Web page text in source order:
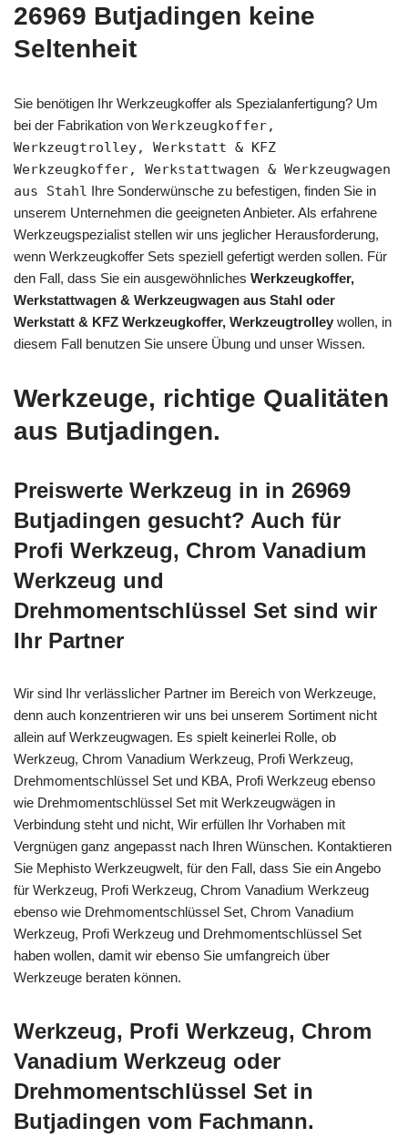
26969 Butjadingen keine
Seltenheit
Sie benötigen Ihr Werkzeugkoffer als Spezialanfertigung? Um
bei der Fabrikation von Werkzeugkoffer,
Werkzeugtrolley, Werkstatt & KFZ
Werkzeugkoffer, Werkstattwagen & Werkzeugwagen
aus Stahl Ihre Sonderwünsche zu befestigen, finden Sie in
unserem Unternehmen die geeigneten Anbieter. Als erfahrene
Werkzeugspezialist stellen wir uns jeglicher Herausforderung,
wenn Werkzeugkoffer Sets speziell gefertigt werden sollen. Für
den Fall, dass Sie ein ausgewöhnliches Werkzeugkoffer,
Werkstattwagen & Werkzeugwagen aus Stahl oder
Werkstatt & KFZ Werkzeugkoffer, Werkzeugtrolley wollen, in
diesem Fall benutzen Sie unsere Übung und unser Wissen.
Werkzeuge, richtige Qualitäten
aus Butjadingen.
Preiswerte Werkzeug in in 26969
Butjadingen gesucht? Auch für
Profi Werkzeug, Chrom Vanadium
Werkzeug und
Drehmomentschlüssel Set sind wir
Ihr Partner
Wir sind Ihr verlässlicher Partner im Bereich von Werkzeuge,
denn auch konzentrieren wir uns bei unserem Sortiment nicht
allein auf Werkzeugwagen. Es spielt keinerlei Rolle, ob
Werkzeug, Chrom Vanadium Werkzeug, Profi Werkzeug,
Drehmomentschlüssel Set und KBA, Profi Werkzeug ebenso
wie Drehmomentschlüssel Set mit Werkzeugwägen in
Verbindung steht und nicht, Wir erfüllen Ihr Vorhaben mit
Vergnügen ganz angepasst nach Ihren Wünschen. Kontaktieren
Sie Mephisto Werkzeugwelt, für den Fall, dass Sie ein Angebo
für Werkzeug, Profi Werkzeug, Chrom Vanadium Werkzeug
ebenso wie Drehmomentschlüssel Set, Chrom Vanadium
Werkzeug, Profi Werkzeug und Drehmomentschlüssel Set
haben wollen, damit wir ebenso Sie umfangreich über
Werkzeuge beraten können.
Werkzeug, Profi Werkzeug, Chrom
Vanadium Werkzeug oder
Drehmomentschlüssel Set in
Butjadingen vom Fachmann.